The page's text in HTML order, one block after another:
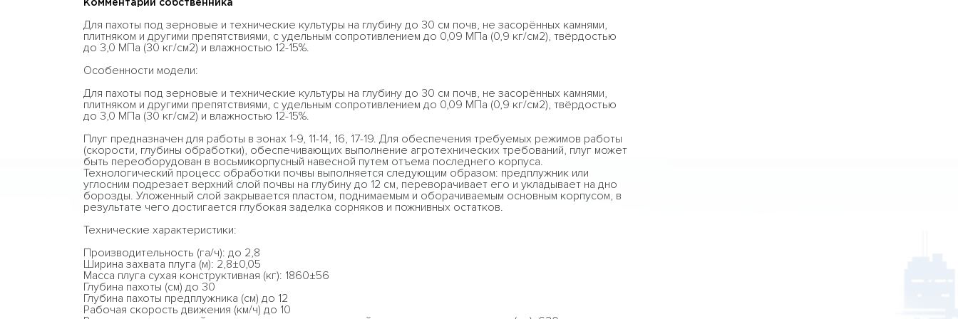
Комментарий собственника
Для пахоты под зерновые и технические культуры на глубину до 30 см почв, не засорённых камнями,
плитняком и другими препятствиями, с удельным сопротивлением до 0,09 МПа (0,9 кг/см2), твёрдостью
до 3,0 МПа (30 кг/см2) и влажностью 12-15%.
Особенности модели:
Для пахоты под зерновые и технические культуры на глубину до 30 см почв, не засорённых камнями,
плитняком и другими препятствиями, с удельным сопротивлением до 0,09 МПа (0,9 кг/см2), твёрдостью
до 3,0 МПа (30 кг/см2) и влажностью 12-15%.
Плуг предназначен для работы в зонах 1-9, 11-14, 16, 17-19. Для обеспечения требуемых режимов работы
(скорости, глубины обработки), обеспечивающих выполнение агротехнических требований, плуг может
быть переоборудован в восьмикорпусный навесной путем отъема последнего корпуса.
Технологический процесс обработки почвы выполняется следующим образом: предплужник или
углосним подрезает верхний слой почвы на глубину до 12 см, переворачивает его и укладывает на дно
борозды. Уложенный слой закрывается пластом, поднимаемым и оборачиваемым основным корпусом, в
результате чего достигается глубокая заделка сорняков и пожнивных остатков.
Технические характеристики:
Производительность (га/ч): до 2,8
Ширина захвата плуга (м): 2,8±0,05
Масса плуга сухая конструктивная (кг): 1860±56
Глубина пахоты (см) до 30
Глубина пахоты предплужника (см) до 12
Рабочая скорость движения (км/ч) до 10